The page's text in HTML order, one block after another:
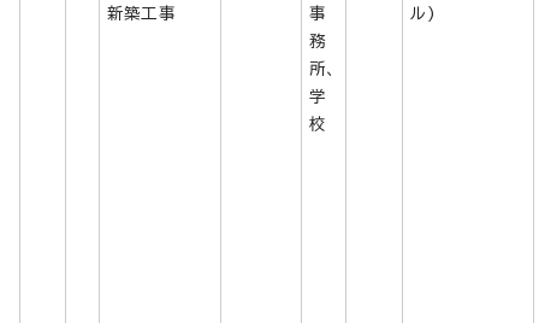
新築工事
事
務
所、
学
校
ル)